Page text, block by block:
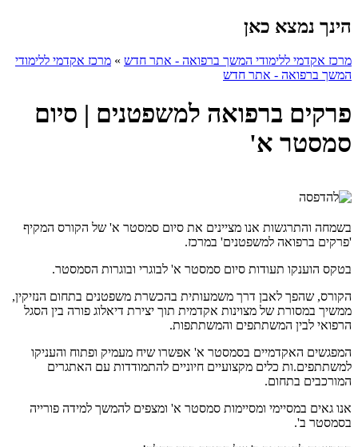
הינך נמצא כאן
מרכז אקדמי ללימודי המשך ברפואה - אתר חדש » מרכז אקדמי ללימודי
המשך ברפואה - אתר חדש
פרקים ברפואה למשפטנים | סיום
סמסטר א'
בשמחה והתרגשות אנו מציינים את סיום סמסטר א' של הקורס המקיף
'פרקים ברפואה למשפטנים' במרכז.
בטקס הוענקו תעודות סיום סמסטר א' לבוגרי ובוגרות הסמסטר.
הקורס, שהפך לאבן דרך משמעותית בהכשרת משפטנים בתחום הנזיקין,
ממשיך במסורת של מצוינות אקדמית תוך יצירת דיאלוג פורה בין הסגל
הרפואי לבין המשתתפים והמשתתפות.
המפגשים האקדמיים בסמסטר א' אפשרו שיח מעמיק ופתוח והעניקו
למשתתפים.ות כלים מקצועיים חיוניים להתמודדות עם האתגרים
המורכבים בתחום.
אנו גאים במסיימי ומסיימות סמסטר א' ומצפים להמשך למידה פורייה
בסמסטר ב'.